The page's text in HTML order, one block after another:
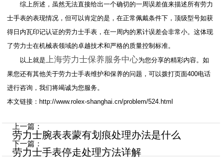
综上所述，虽然无法直接给出一个确切的一周误差值来描述所有劳力
士手表的表现情况，但可以肯定的是，在正常佩戴条件下，顶级型号如获
得日内瓦印记认证的劳力士手表，在一周内的累计误差会非常小。这体现
了劳力士在机械表领域的卓越技术和严格的质量控制标准。
以上就是上海劳力士保养服务中心为您分享的精彩内容。如
果您还有其他关于劳力士手表维护和保养的问题，可以拨打页面400电话
进行咨询，我们将竭诚为您服务。
本文链接：http://www.rolex-shanghai.cn/problem/524.html
上一篇：
劳力士腕表表蒙有划痕处理办法是什么
下一篇：
劳力士手表停走处理方法详解